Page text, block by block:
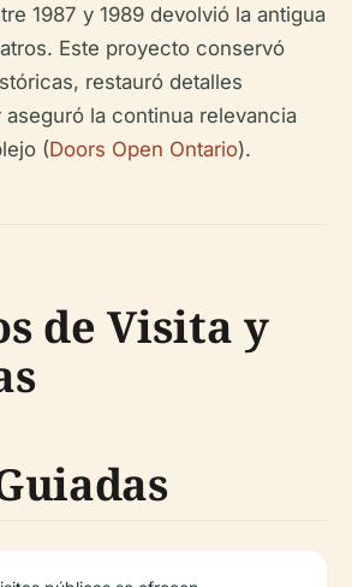
1987 y 1989 devolvió la antigua
Este proyecto conservó
restauró detalles
la continua relevancia
(Doors Open Ontario).
de Visita y